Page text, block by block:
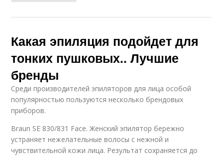
Какая эпиляция подойдет для
тонких пушковых.. Лучшие
бренды
Среди производителей эпиляторов для лица особой
популярностью пользуются несколько брендовых
приборов.
Braun SE 830/831 Face. Женский эпилятор бережно
устраняет нежелательные волосы с нежной и
чувствительной кожи лица. Результат сохраняется до